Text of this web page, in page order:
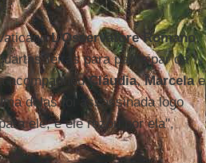
L'Osservatore Romano,
feiras para participar da
acompanhouCláudia,Marcelae
delas foi assassinada logo
ele, e ele rezou por ela",